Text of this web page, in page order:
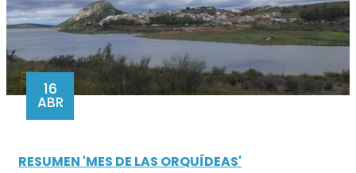
16
ABR
RESUMEN 'MES DE LAS ORQUÍDEAS'